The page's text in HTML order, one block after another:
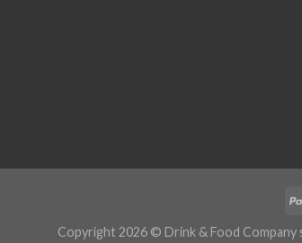
Copyright 2026 © Drink & Food Company